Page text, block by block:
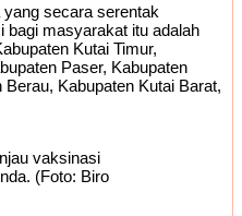
secara serentak
bagi masyarakat itu adalah
Kutai Timur,
Paser, Kabupaten
Kabupaten Kutai Barat,
vaksinasi
(Foto: Biro